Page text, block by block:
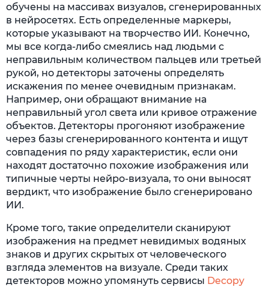
обучены на массивах визуалов, сгенерированных
в нейросетях. Есть определенные маркеры,
которые указывают на творчество ИИ. Конечно,
мы все когда-либо смеялись над людьми с
неправильным количеством пальцев или третьей
рукой, но детекторы заточены определять
искажения по менее очевидным признакам.
Например, они обращают внимание на
неправильный угол света или кривое отражение
объектов. Детекторы прогоняют изображение
через базы сгенерированного контента и ищут
совпадения по ряду характеристик, если они
находят достаточно похожие изображения или
типичные черты нейро-визуала, то они выносят
вердикт, что изображение было сгенерировано
ИИ.
Кроме того, такие определители сканируют
изображения на предмет невидимых водяных
знаков и других скрытых от человеческого
взгляда элементов на визуале. Среди таких
детекторов можно упомянуть сервисы Decopy